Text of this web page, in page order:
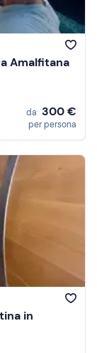
Amalfitana
da 300 €
per persona
in